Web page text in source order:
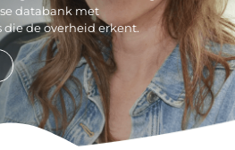
databank met
de overheid erkent.